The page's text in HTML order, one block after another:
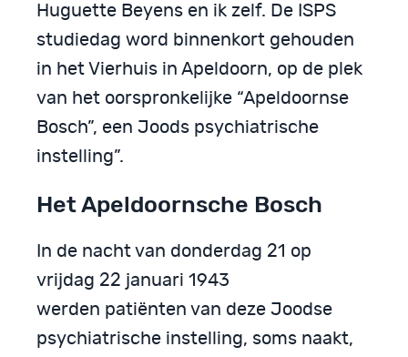
Huguette Beyens en ik zelf. De ISPS
studiedag word binnenkort gehouden
in het Vierhuis in Apeldoorn, op de plek
van het oorspronkelijke “Apeldoornse
Bosch”, een Joods psychiatrische
instelling”.
Het Apeldoornsche Bosch
In de nacht van donderdag 21 op
vrijdag 22 januari 1943
werden patiënten van deze Joodse
psychiatrische instelling, soms naakt,